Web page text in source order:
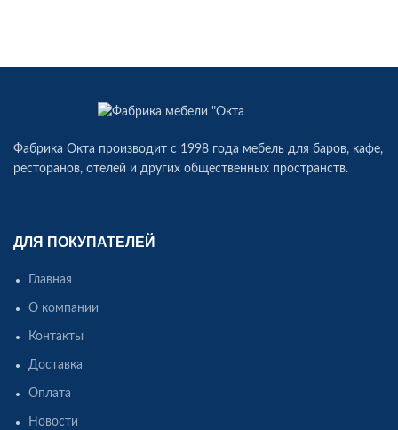
Фабрика Окта производит c 1998 года мебель для баров, кафе,
ресторанов, отелей и других общественных пространств.
ДЛЯ ПОКУПАТЕЛЕЙ
Главная
О компании
Контакты
Доставка
Оплата
Новости